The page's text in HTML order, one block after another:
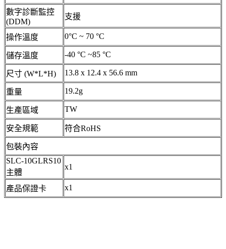
數字診斷監控
(DDM)
支援
操作溫度 0°C ~ 70 °C
儲存溫度 -40 °C ~85 °C
尺寸 (W*L*H) 13.8 x 12.4 x 56.6 mm
重量 19.2g
生產區域 TW
安全規範 符合RoHS
包裝內容
SLC-10GLRS10
主體
x1
產品保證卡 x1